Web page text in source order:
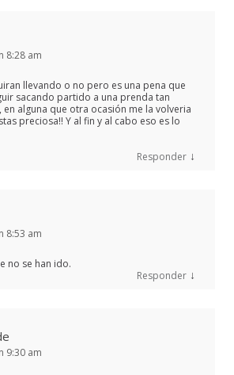
8:28 am
llevando o no pero es una pena que
sacando partido a una prenda tan
alguna que otra ocasión me la volveria
preciosa!! Y al fin y al cabo eso es lo
Responder ↓
8:53 am
no se han ido.
Responder ↓
9:30 am